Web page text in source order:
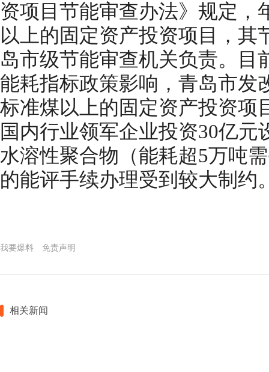
资项目节能审查办法》规定，
以上的固定资产投资项目，其
岛市级节能审查机关负责。目
能耗指标政策影响，青岛市发
标准煤以上的固定资产投资项
国内行业领军企业投资30亿
水溶性聚合物（能耗超5万吨
的能评手续办理受到较大制约
我要爆料 免责声明
相关新闻